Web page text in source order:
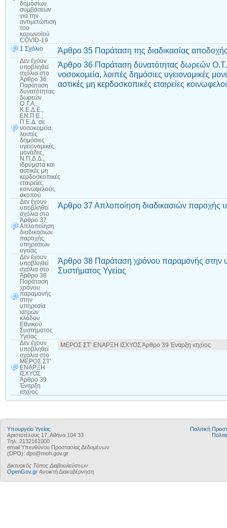
δημοσίων
συμβάσεων
για την
αντιμετώπιση
του
κορωνοϊού
COVID-19
1 Σχόλιο
Άρθρο 35 Παράταση της διαδικασίας
Δεν έχουν
υποβληθεί
σχόλια στο
Άρθρο 36
Παράταση
δυνατότητας
δωρεών
Ο.Τ.Α.,
Κ.Ε.Δ.Ε.,
ΕΝ.Π.Ε.,
Π.Ε.Δ. σε
νοσοκομεία,
λοιπές
δημόσιες
υγειονομικές
μονάδες,
Ν.Π.Δ.Δ.,
ιδρύματα και
αστικές μη
κερδοσκοπικές
εταιρείες
κοινωφελούς
σκοπού
Άρθρο 36 Παράταση δυνατότητας δωρεών
νοσοκομεία, λοιπές δημόσιες υγειονομικές
αστικές μη κερδοσκοπικές εταιρείες
Δεν έχουν
υποβληθεί
σχόλια στο
Άρθρο 37
Απλοποίηση
διαδικασιών
παροχής
υπηρεσιών
υγείας
Άρθρο 37 Απλοποίηση διαδικασιών παροχής
Δεν έχουν
υποβληθεί
σχόλια στο
Άρθρο 38
Παράταση
χρόνου
παραμονής
στην
υπηρεσία
ιατρών
κλάδου
Εθνικού
Συστήματος
Υγείας
Άρθρο 38 Παράταση χρόνου παραμονής στην
Συστήματος Υγείας
Δεν έχουν
υποβληθεί
σχόλια στο
ΜΕΡΟΣ ΣΤ’
ΕΝΑΡΞΗ
ΙΣΧΥΟΣ
Άρθρο 39
Έναρξη
ισχύος
ΜΕΡΟΣ ΣΤ’ ΕΝΑΡΞΗ ΙΣΧΥΟΣ Άρθρο 39 Έναρξη ισχύος
Υπουργείο Υγείας
Αριστοτέλους 17, Αθήνα 104 33
Τηλ: 2132161000
email Υπευθύνου Προστασίας Δεδομένων
(DPO): dpo@moh.gov.gr
Δικτυακός Τόπος Διαβουλεύσεων
OpenGov.gr Ανοικτή Διακυβέρνηση
Πολιτική